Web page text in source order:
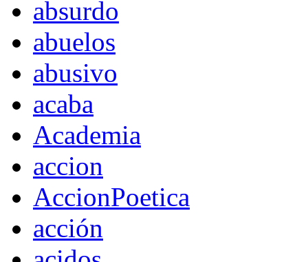
absurdo
abuelos
abusivo
acaba
Academia
accion
AccionPoetica
acción